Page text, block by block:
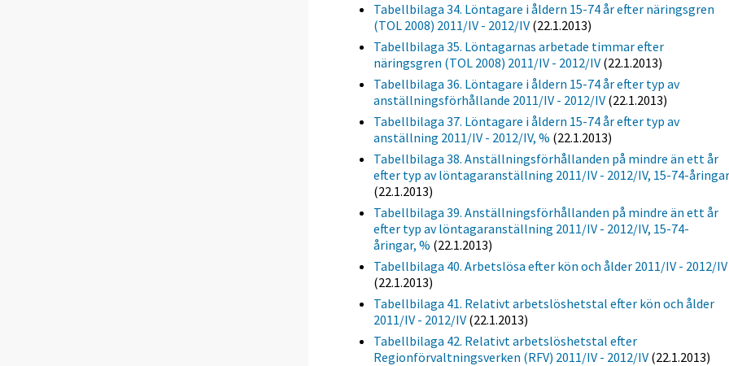
Tabellbilaga 34. Löntagare i åldern 15-74 år efter näringsgren
(TOL 2008) 2011/IV - 2012/IV (22.1.2013)
Tabellbilaga 35. Löntagarnas arbetade timmar efter
näringsgren (TOL 2008) 2011/IV - 2012/IV (22.1.2013)
Tabellbilaga 36. Löntagare i åldern 15-74 år efter typ av
anställningsförhållande 2011/IV - 2012/IV (22.1.2013)
Tabellbilaga 37. Löntagare i åldern 15-74 år efter typ av
anställning 2011/IV - 2012/IV, % (22.1.2013)
Tabellbilaga 38. Anställningsförhållanden på mindre än ett år
efter typ av löntagaranställning 2011/IV - 2012/IV, 15-74-
(22.1.2013)
Tabellbilaga 39. Anställningsförhållanden på mindre än ett år
efter typ av löntagaranställning 2011/IV - 2012/IV, 15-74-
åringar, % (22.1.2013)
Tabellbilaga 40. Arbetslösa efter kön och ålder 2011/IV - 2012/IV
(22.1.2013)
Tabellbilaga 41. Relativt arbetslöshetstal efter kön och ålder
2011/IV - 2012/IV (22.1.2013)
Tabellbilaga 42. Relativt arbetslöshetstal efter
Regionförvaltningsverken (RFV) 2011/IV - 2012/IV (22.1.2013)